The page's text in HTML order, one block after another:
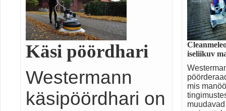
Käsi pöördhari
Westermann
käsipöördhari on
iseliikuv
mis